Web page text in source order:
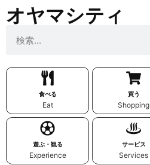
オヤマシティ
食べる
Eat
買う
Shopping
遊ぶ・観る
Experience
サービス
Services